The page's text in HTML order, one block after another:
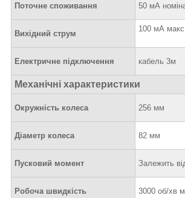
Поточне споживання 50 мА
Вихідний струм
100 мА
Електричне підключення кабель 3м
Механічні характеристики
Окружність колеса 256 мм
Діаметр колеса 82 мм
Пусковий момент Залежить
Робоча швидкість 3000 об/хв